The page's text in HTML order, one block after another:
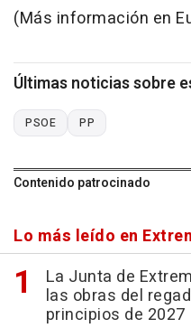
(Más información en
Últimas noticias sobre
PSOE PP
Contenido patrocinado
Lo más leído en
La Junta de
las obras del
principios de 2027